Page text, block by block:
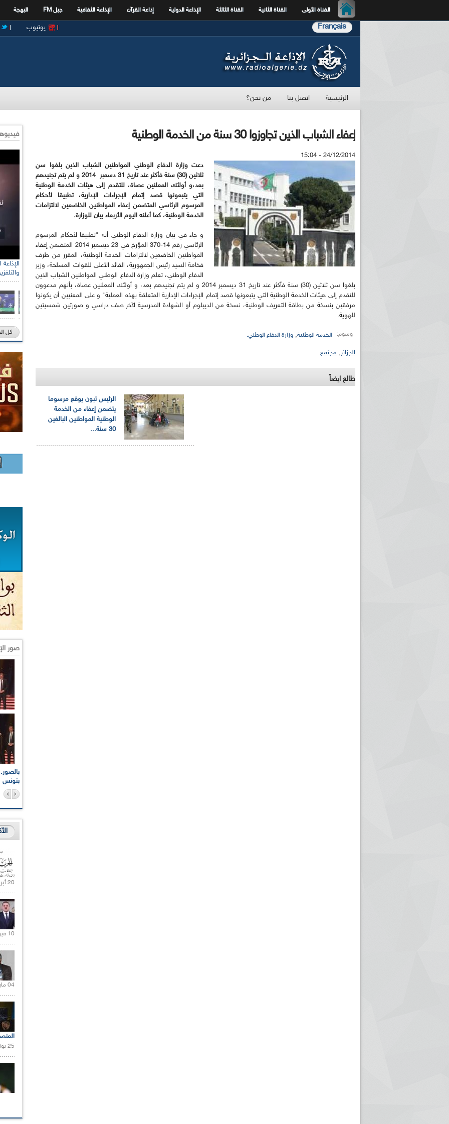
القناة الأولى القناة الثانية القناة الثالثة الإذاعة الدولية إذاعة القرآن الإذاعة الثقافية جيل FM البهجة
Français يوتيوب
الرئيسية اتصل بنا من نحن؟
إعفاء الشباب الذين تجاوزوا 30 سنة من الخدمة الوطنية
24/12/2014 - 15:04
دعت وزارة الدفاع الوطني المواطنين الشباب الذين بلغوا سن
ثلاثين (30) سنة فأكثر عند تاريخ 31 دسمبر
2014 و لم يتم تجنيدهم
بعد،و أولئك المعلنين عصاة، للتقدم إلى هيئات الخدمة الوطنية
التي يتبعونها قصد إتمام الإجراءات الإدارية، تطبيقا لأحكام
المرسوم الرئاسي المتضمن إعفاء المواطنين الخاضعين لالتزامات
الخدمة الوطنية، كما أعلنه اليوم الأربعاء بيان للوزارة.
و جاء في بيان وزارة الدفاع الوطني أنه "تطبيقا لأحكام المرسوم
الرئاسي رقم 14-370 المؤرخ في 23 ديسمبر 2014 المتضمن إعفاء
المواطنين الخاضعين لالتزامات الخدمة الوطنية، المقرر من طرف
فخامة السيد رئيس الجمهورية، القائد الأعلى للقوات المسلحة، وزير
الدفاع الوطني، تعلم وزارة الدفاع الوطني المواطنين الشباب الذين
بلغوا سن ثلاثين (30) سنة فأكثر عند تاريخ 31 ديسمبر 2014 و لم يتم تجنيدهم بعد، و أولئك المعلنين عصاة، بأنهم مدعوون
للتقدم إلى هيئات الخدمة الوطنية التي يتبعونها قصد إتمام الإجراءات الإدارية المتعلقة بهذه العملية" و على المعنيين أن يكونوا
مرفقين بنسخة من بطاقة التعريف الوطنية، نسخة من الديبلوم أو الشهادة المدرسية لآخر صف دراسي و صورتين شمسيتين
للهوية.
وسوم: الخدمة الوطنية, وزارة الدفاع الوطني.
الجزائر, مجتمع
طالع ايضاً
الرئيس تبون يوقع مرسوما
يتضمن إعفاء من الخدمة
الوطنية المواطنين البالغين
30 سنة...
كل
صور
بتونس
20 أبريل 2021 |
10 فبراير 2021 |
04 مارس 2020 |
25 يونيو 2021 |